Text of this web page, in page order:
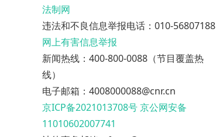
法制网
违法和不良信息举报电话：010-56807188
网上有害信息举报
新闻热线：400-800-0088（节目覆盖热
线）
电子邮箱：4008000088@cnr.cn
京ICP备2021013708号京公网安备
11010602007741